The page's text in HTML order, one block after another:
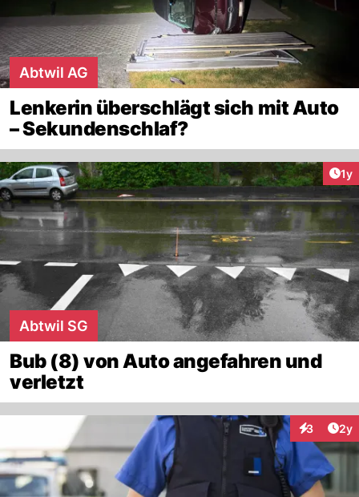
Abtwil AG
Lenkerin überschlägt sich mit Auto
– Sekundenschlaf?
1y
Abtwil SG
Bub (8) von Auto angefahren und
verletzt
3 2y